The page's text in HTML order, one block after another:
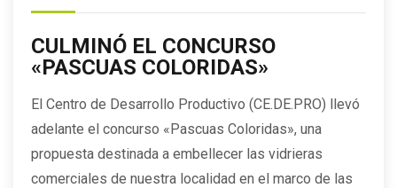
CULMINÓ EL CONCURSO
«PASCUAS COLORIDAS»
El Centro de Desarrollo Productivo (CE.DE.PRO) llevó
adelante el concurso «Pascuas Coloridas», una
propuesta destinada a embellecer las vidrieras
comerciales de nuestra localidad en el marco de las